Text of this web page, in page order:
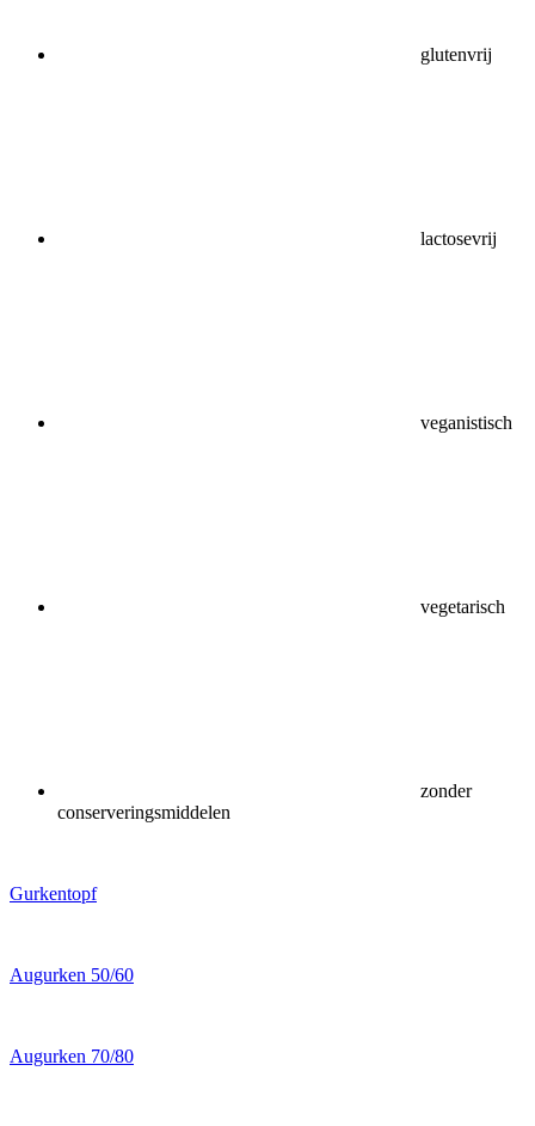
glutenvrij
lactosevrij
veganistisch
vegetarisch
zonder
conserveringsmiddelen
Gurkentopf
Augurken 50/60
Augurken 70/80